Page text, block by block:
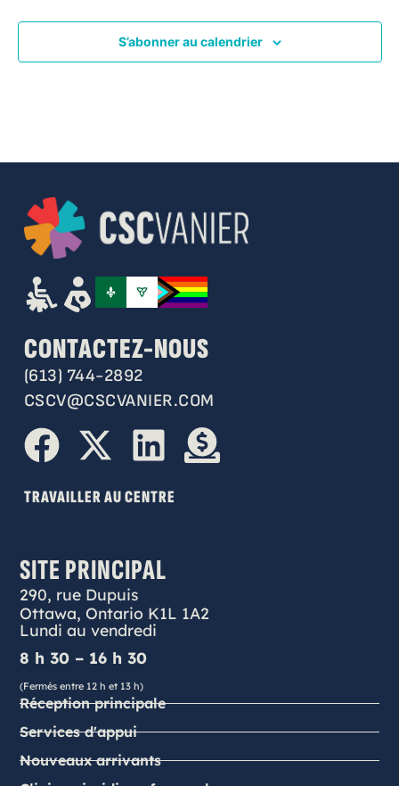
S’abonner au calendrier
CONTACTEZ-NOUS
(613) 744-2892
CSCV@CSCVANIER.COM
TRAVAILLER AU CENTRE
SITE PRINCIPAL
290, rue Dupuis
Ottawa, Ontario K1L 1A2
Lundi au vendredi
8 h 30 – 16 h 30
(Fermés entre 12 h et 13 h)
Réception principale
Services d'appui
Nouveaux arrivants